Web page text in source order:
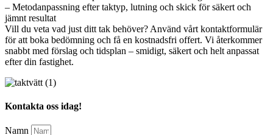
– Metodanpassning efter taktyp, lutning och skick för säkert och
jämnt resultat
Vill du veta vad just ditt tak behöver? Använd vårt kontaktformulär
för att boka bedömning och få en kostnadsfri offert. Vi återkommer
snabbt med förslag och tidsplan – smidigt, säkert och helt anpassat
efter din fastighet.
Kontakta oss idag!
Namn